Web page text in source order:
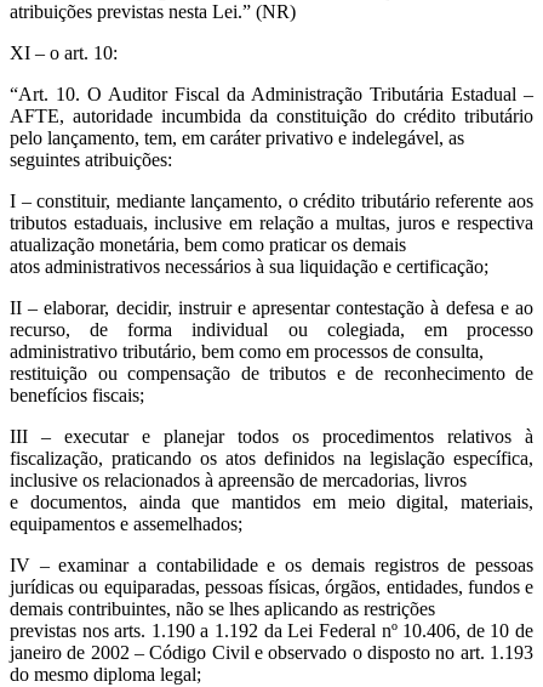
atribuições previstas nesta Lei.” (NR)
XI – o art. 10:
“Art. 10. O Auditor Fiscal da Administração Tributária Estadual –
AFTE, autoridade incumbida da constituição do crédito tributário
pelo lançamento, tem, em caráter privativo e indelegável, as
seguintes atribuições:
I – constituir, mediante lançamento, o crédito tributário referente aos
tributos estaduais, inclusive em relação a multas, juros e respectiva
atualização monetária, bem como praticar os demais
atos administrativos necessários à sua liquidação e certificação;
II – elaborar, decidir, instruir e apresentar contestação à defesa e ao
recurso, de forma individual ou colegiada, em processo
administrativo tributário, bem como em processos de consulta,
restituição ou compensação de tributos e de reconhecimento de
benefícios fiscais;
III – executar e planejar todos os procedimentos relativos à
fiscalização, praticando os atos definidos na legislação específica,
inclusive os relacionados à apreensão de mercadorias, livros
e documentos, ainda que mantidos em meio digital, materiais,
equipamentos e assemelhados;
IV – examinar a contabilidade e os demais registros de pessoas
jurídicas ou equiparadas, pessoas físicas, órgãos, entidades, fundos e
demais contribuintes, não se lhes aplicando as restrições
previstas nos arts. 1.190 a 1.192 da Lei Federal nº 10.406, de 10 de
janeiro de 2002 – Código Civil e observado o disposto no art. 1.193
do mesmo diploma legal;